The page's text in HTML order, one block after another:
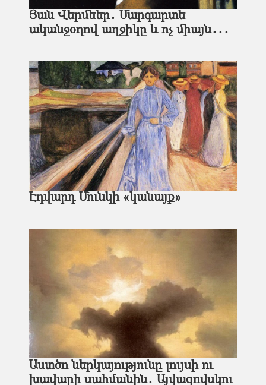
Յան Վերմեեր․ Մարգարտե
ականջօղով աղջիկը և ոչ միայն․․․
Էդվարդ Մունկի «կանայք»
Աստծո ներկայությունը լույսի ու
խավարի սահմանին․ Այվազովսկու